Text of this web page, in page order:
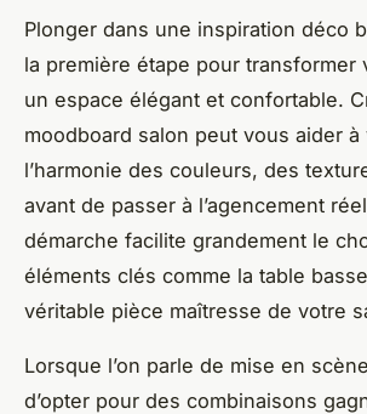
Plonger dans une inspiration déco
la première étape pour transformer
un espace élégant et confortable.
moodboard salon peut vous aider à
l’harmonie des couleurs, des
avant de passer à l’agencement
démarche facilite grandement le
éléments clés comme la table
véritable pièce maîtresse de votre
Lorsque l’on parle de mise en
d’opter pour des combinaisons